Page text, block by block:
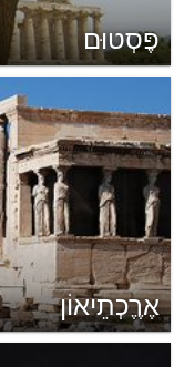
פֶּסְטוּם
אֶרֶֶכְתֵיאוֹן